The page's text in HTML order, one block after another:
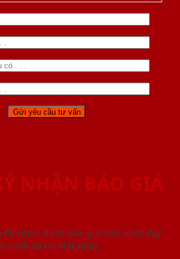
NHẬN BÁO GIÁ
nhận được báo giá mới nhât đầy
nhất và chi tiết nhất.